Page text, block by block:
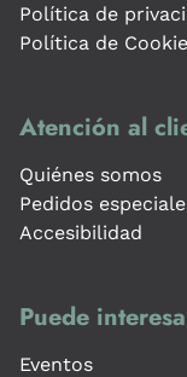
Política de
Política de
Atención al
Quiénes somos
Pedidos
Accesibilidad
Puede
Eventos